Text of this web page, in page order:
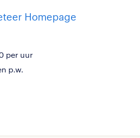
Homepage
per uur
p.w.